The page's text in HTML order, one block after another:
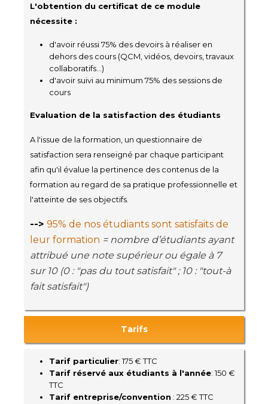
L'obtention du certificat de ce module
nécessite :
d'avoir réussi 75% des devoirs à réaliser en
dehors des cours (QCM, vidéos, devoirs, travaux
collaboratifs...)
d'avoir suivi au minimum 75% des sessions de
cours
Evaluation de la satisfaction des étudiants
A l'issue de la formation, un questionnaire de
satisfaction sera renseigné par chaque participant
afin qu'il évalue la pertinence des contenus de la
formation au regard de sa pratique professionnelle et
l'atteinte de ses objectifs.
--> 95% de nos étudiants sont satisfaits de
leur formation = nombre d’étudiants ayant
attribué une note supérieur ou égale à 7
sur 10 (0 : "pas du tout satisfait" ; 10 : "tout-à
fait satisfait")
Tarifs
Tarif particulier: 175 € TTC
Tarif réservé aux étudiants à l'année: 150 €
TTC
Tarif entreprise/convention : 225 € TTC